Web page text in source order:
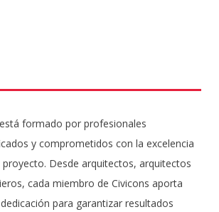
formado por profesionales
y comprometidos con la excelencia
proyecto. Desde arquitectos, arquitectos
cada miembro de Civicons aporta
para garantizar resultados